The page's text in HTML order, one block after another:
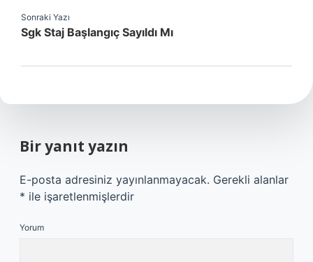
Sonraki Yazı
Sgk Staj Başlangıç Sayıldı Mı
Bir yanıt yazın
E-posta adresiniz yayınlanmayacak. Gerekli alanlar
* ile işaretlenmişlerdir
Yorum